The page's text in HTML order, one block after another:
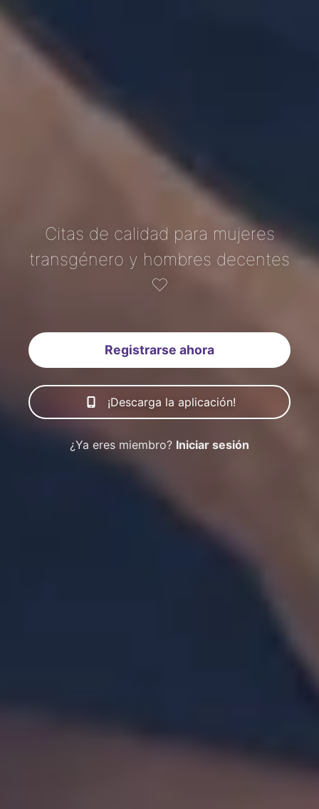
Citas de calidad para mujeres
transgénero y hombres decentes
♡
Registrarse ahora
¡Descarga la aplicación!
¿Ya eres miembro? Iniciar sesión